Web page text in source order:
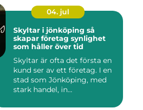
04. jul
Skyltar i jönköping så
skapar företag synlighet
som håller över tid
Skyltar är ofta det första en
kund ser av ett företag. I en
stad som Jönköping, med
stark handel, in...